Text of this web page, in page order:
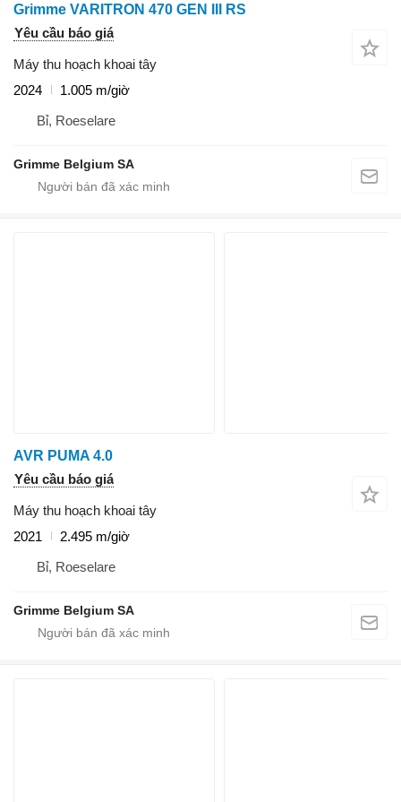
Grimme VARITRON 470 GEN III RS
Yêu cầu báo giá
Máy thu hoạch khoai tây
2024
1.005 m/giờ
Bỉ, Roeselare
Grimme Belgium SA
AVR PUMA 4.0
Yêu cầu báo giá
Máy thu hoạch khoai tây
2021
2.495 m/giờ
Bỉ, Roeselare
Grimme Belgium SA